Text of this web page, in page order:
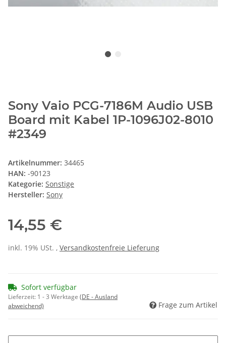
Sony Vaio PCG-7186M Audio USB
Board mit Kabel 1P-1096J02-8010
#2349
Artikelnummer: 34465
HAN: -90123
Kategorie: Sonstige
Hersteller: Sony
14,55 €
inkl. 19% USt. , Versandkostenfreie Lieferung
Sofort verfügbar
Lieferzeit: 1 - 3 Werktage (DE - Ausland
abweichend)
Frage zum Artikel